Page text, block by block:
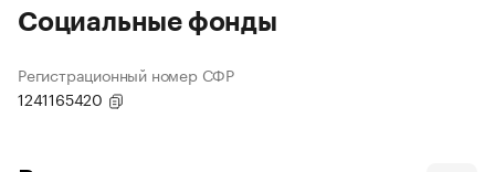
Социальные фонды
Регистрационный номер СФР
1241165420